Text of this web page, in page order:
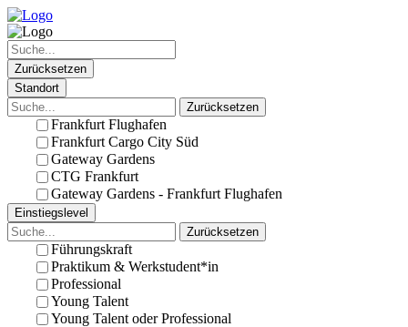
Zurücksetzen
Standort
Zurücksetzen
Frankfurt Flughafen
Frankfurt Cargo City Süd
Gateway Gardens
CTG Frankfurt
Gateway Gardens - Frankfurt Flughafen
Einstiegslevel
Zurücksetzen
Führungskraft
Praktikum & Werkstudent*in
Professional
Young Talent
Young Talent oder Professional